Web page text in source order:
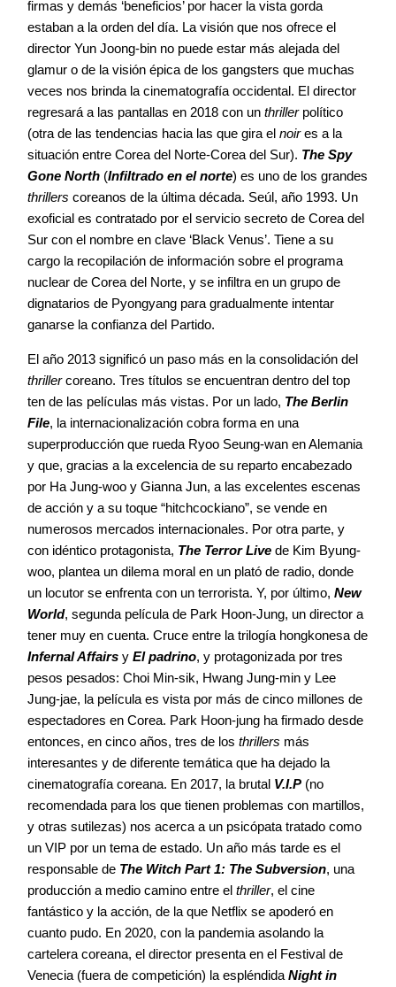
firmas y demás ‘beneficios’ por hacer la vista gorda
estaban a la orden del día. La visión que nos ofrece el
director Yun Joong-bin no puede estar más alejada del
glamur o de la visión épica de los gangsters que muchas
veces nos brinda la cinematografía occidental. El director
regresará a las pantallas en 2018 con un thriller político
(otra de las tendencias hacia las que gira el noires a la
situación entre Corea del Norte-Corea del Sur). The Spy
Gone North (Infiltrado en el norte) es uno de los grandes
thrillers coreanos de la última década. Seúl, año 1993. Un
exoficial es contratado por el servicio secreto de Corea del
Sur con el nombre en clave ‘Black Venus’. Tiene a su
cargo la recopilación de información sobre el programa
nuclear de Corea del Norte, y se infiltra en un grupo de
dignatarios de Pyongyang para gradualmente intentar
ganarse la confianza del Partido.
El año 2013 significó un paso más en la consolidación del
thrillercoreano. Tres títulos se encuentran dentro del top
ten de las películas más vistas. Por un lado, The Berlin
File, la internacionalización cobra forma en una
superproducción que rueda Ryoo Seung-wan en Alemania
y que, gracias a la excelencia de su reparto encabezado
por Ha Jung-woo y Gianna Jun, a las excelentes escenas
de acción y a su toque “hitchcockiano”, se vende en
numerosos mercados internacionales. Por otra parte, y
con idéntico protagonista, The Terror Live de Kim Byung-
woo, plantea un dilema moral en un plató de radio, donde
un locutor se enfrenta con un terrorista. Y, por último, New
World, segunda película de Park Hoon-Jung, un director a
tener muy en cuenta. Cruce entre la trilogía hongkonesa de
Infernal Affairs y El padrino, y protagonizada por tres
pesos pesados: Choi Min-sik, Hwang Jung-min y Lee
Jung-jae, la película es vista por más de cinco millones de
espectadores en Corea. Park Hoon-jung ha firmado desde
entonces, en cinco años, tres de los thrillers más
interesantes y de diferente temática que ha dejado la
cinematografía coreana. En 2017, la brutal V.I.P (no
recomendada para los que tienen problemas con martillos,
y otras sutilezas) nos acerca a un psicópata tratado como
un VIP por un tema de estado. Un año más tarde es el
responsable de The Witch Part 1: The Subversion, una
producción a medio camino entre el thriller, el cine
fantástico y la acción, de la que Netflix se apoderó en
cuanto pudo. En 2020, con la pandemia asolando la
cartelera coreana, el director presenta en el Festival de
Venecia (fuera de competición) la espléndida Night in